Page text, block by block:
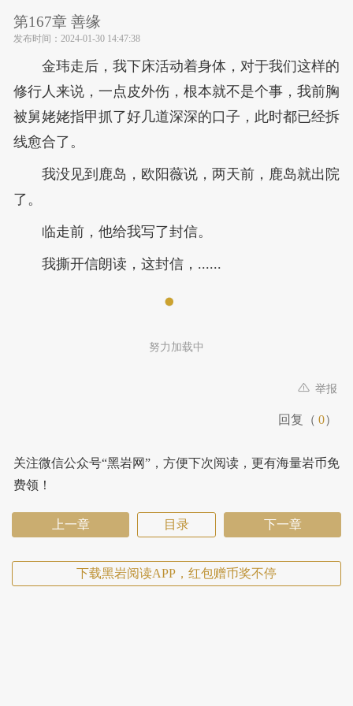
第167章 善缘
发布时间： 2024-01-30 14:47:38
金玮走后，我下床活动着身体，对于我们这样的
修行人来说，一点皮外伤，根本就不是个事，我前胸
被舅姥姥指甲抓了好几道深深的口子，此时都已经拆
线愈合了。
我没见到鹿岛，欧阳薇说，两天前，鹿岛就出院
了。
临走前，他给我写了封信。
我撕开信朗读，这封信，......
努力加载中
举报
回复（ 0）
关注微信公众号“黑岩网”，方便下次阅读，更有海量岩币免
费领！
上一章 目录 下一章
下载黑岩阅读APP，红包赠币奖不停